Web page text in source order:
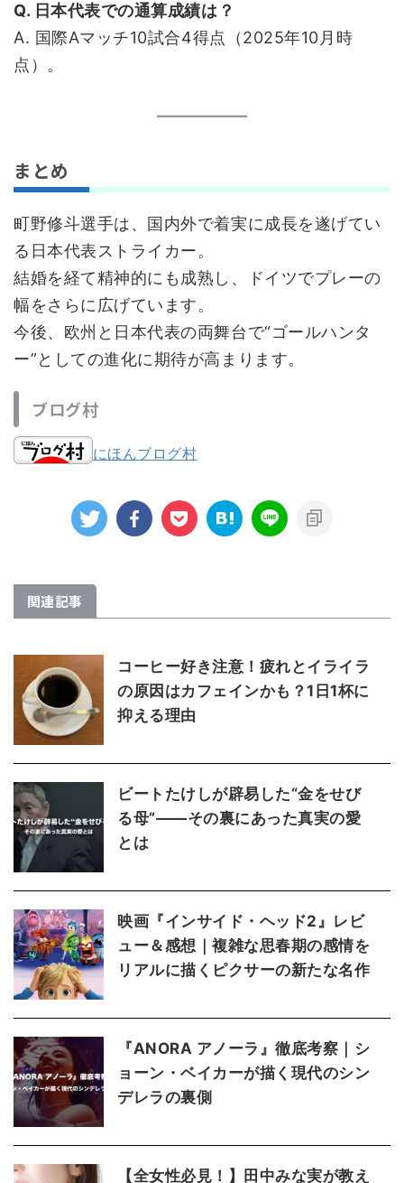
Q. 日本代表での通算成績は？
A. 国際Aマッチ10試合4得点（2025年10月時
点）。
まとめ
町野修斗選手は、国内外で着実に成長を遂げてい
る日本代表ストライカー。
結婚を経て精神的にも成熟し、ドイツでプレーの
幅をさらに広げています。
今後、欧州と日本代表の両舞台で“ゴールハンタ
ー”としての進化に期待が高まります。
ブログ村
にほんブログ村
関連記事
コーヒー好き注意！疲れとイライラ
の原因はカフェインかも？1日1杯に
抑える理由
ビートたけしが辟易した“金をせび
る母”――その裏にあった真実の愛
とは
映画『インサイド・ヘッド2』レビ
ュー＆感想｜複雑な思春期の感情を
リアルに描くピクサーの新たな名作
『ANORA アノーラ』徹底考察｜シ
ョーン・ベイカーが描く現代のシン
デレラの裏側
【全女性必見！】田中みな実が教え